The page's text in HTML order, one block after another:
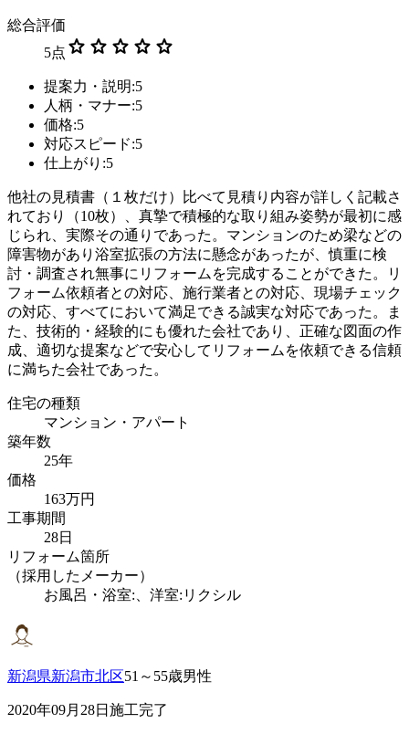
総合評価
5点 star star star star star
提案力・説明:5
人柄・マナー:5
価格:5
対応スピード:5
仕上がり:5
他社の見積書（１枚だけ）比べて見積り内容が詳しく記載さ
れており（10枚）、真摯で積極的な取り組み姿勢が最初に感
じられ、実際その通りであった。マンションのため梁などの
障害物があり浴室拡張の方法に懸念があったが、慎重に検
討・調査され無事にリフォームを完成することができた。リ
フォーム依頼者との対応、施行業者との対応、現場チェック
の対応、すべてにおいて満足できる誠実な対応であった。ま
た、技術的・経験的にも優れた会社であり、正確な図面の作
成、適切な提案などで安心してリフォームを依頼できる信頼
に満ちた会社であった。
住宅の種類
マンション・アパート
築年数
25年
価格
163万円
工事期間
28日
リフォーム箇所
（採用したメーカー）
お風呂・浴室:、洋室:リクシル
新潟県新潟市北区51～55歳男性
2020年09月28日施工完了